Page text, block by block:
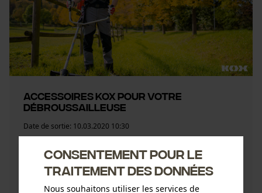
ACCESSOIRES KOX POUR VOTRE
DÉBROUSSAILLEUSE
Date de sortie: 10.03.2020 10:30
Quoi que vous vouliez débroussailler, chez KOX
vous trouverez le couteau ou le fil de coupe qui
convient. Vous trouverez ici les protections
adéquates pour le d ...
Consentement pour le
traitement des données
Nous souhaitons utiliser les services de